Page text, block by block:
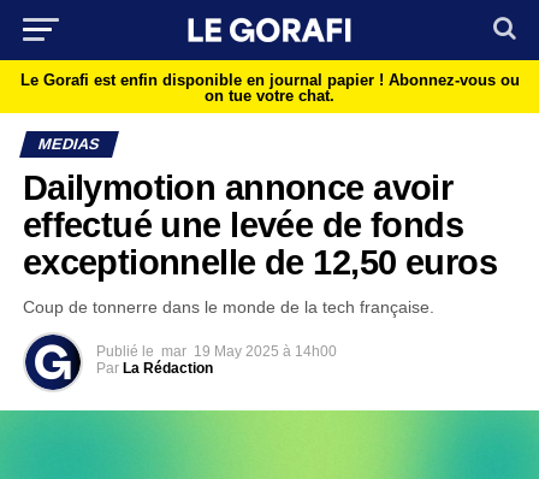
Le Gorafi est enfin disponible en journal papier ! Abonnez-vous ou
on tue votre chat.
MEDIAS
Dailymotion annonce avoir
effectué une levée de fonds
exceptionnelle de 12,50 euros
Coup de tonnerre dans le monde de la tech française.
Publié le mar 19 May 2025 à 14h00
Par La Rédaction